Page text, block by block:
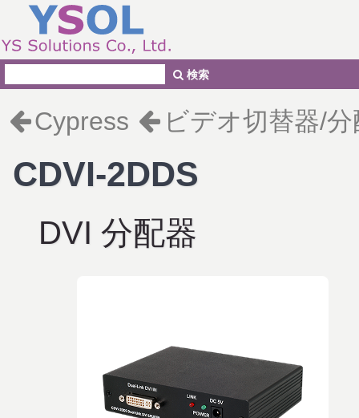
Cypress ビデオ切替器/
CDVI-2DDS
DVI 分配器
検索